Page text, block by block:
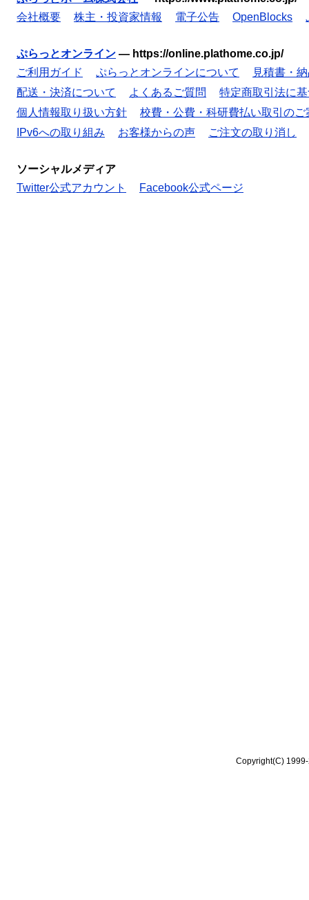
会社概要
株主・投資家情報 電子公告 OpenBlocks
ぷらっとオンライン — https://online.plathome.co.jp/
ご利用ガイド
ぷらっとオンラインについて
見積書・
配送・決済について
よくあるご質問
特定商取引法に
個人情報取り扱い方針
校費・公費・科研費払い取引のご
IPv6への取り組み
お客様からの声 ご注文の取り消し
ソーシャルメディア
Twitter公式アカウント
Facebook公式ページ
Copyright(C)